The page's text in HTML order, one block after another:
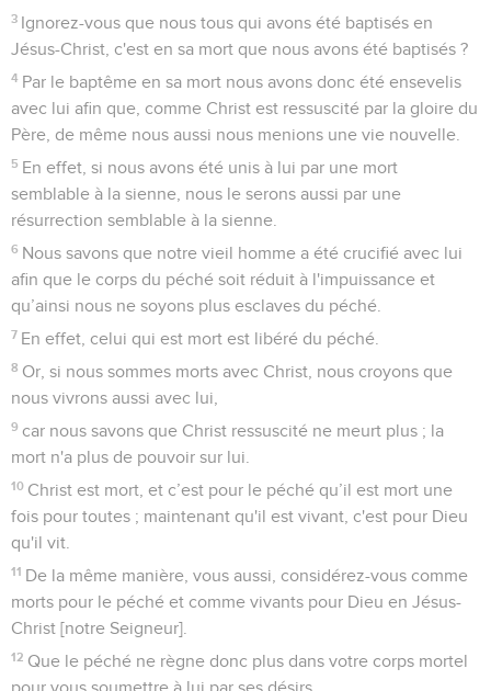
3 Ignorez-vous que nous tous qui avons été baptisés en
Jésus-Christ, c'est en sa mort que nous avons été baptisés ?
4 Par le baptême en sa mort nous avons donc été ensevelis
avec lui afin que, comme Christ est ressuscité par la gloire du
Père, de même nous aussi nous menions une vie nouvelle.
5 En effet, si nous avons été unis à lui par une mort
semblable à la sienne, nous le serons aussi par une
résurrection semblable à la sienne.
6 Nous savons que notre vieil homme a été crucifié avec lui
afin que le corps du péché soit réduit à l'impuissance et
qu’ainsi nous ne soyons plus esclaves du péché.
7 En effet, celui qui est mort est libéré du péché.
8 Or, si nous sommes morts avec Christ, nous croyons que
nous vivrons aussi avec lui,
9 car nous savons que Christ ressuscité ne meurt plus ; la
mort n'a plus de pouvoir sur lui.
10 Christ est mort, et c’est pour le péché qu’il est mort une
fois pour toutes ; maintenant qu'il est vivant, c'est pour Dieu
qu'il vit.
11 De la même manière, vous aussi, considérez-vous comme
morts pour le péché et comme vivants pour Dieu en Jésus-
Christ [notre Seigneur].
12 Que le péché ne règne donc plus dans votre corps mortel
pour vous soumettre à lui par ses désirs.